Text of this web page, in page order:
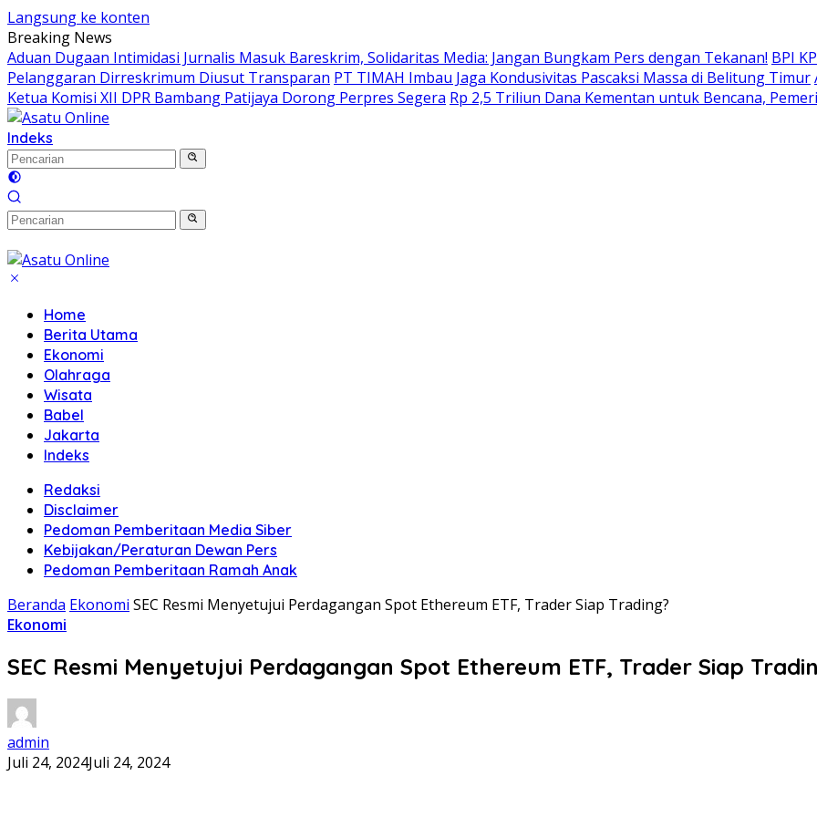
Langsung ke konten
Breaking News
Aduan Dugaan Intimidasi Jurnalis Masuk Bareskrim, Solidaritas Media: Jangan Bungkam Pers dengan Tekanan! BPI
Pelanggaran Dirreskrimum Diusut Transparan PT TIMAH Imbau Jaga Kondusivitas Pascaksi Massa di Belitung Timur
Ketua Komisi XII DPR Bambang Patijaya Dorong Perpres Segera Rp 2,5 Triliun Dana Kementan untuk Bencana,
Indeks
Home
Berita Utama
Ekonomi
Olahraga
Wisata
Babel
Jakarta
Indeks
Redaksi
Disclaimer
Pedoman Pemberitaan Media Siber
Kebijakan/Peraturan Dewan Pers
Pedoman Pemberitaan Ramah Anak
Beranda Ekonomi SEC Resmi Menyetujui Perdagangan Spot Ethereum ETF, Trader Siap Trading?
Ekonomi
SEC Resmi Menyetujui Perdagangan Spot Ethereum ETF, Trader Siap
admin
Juli 24, 2024Juli 24, 2024